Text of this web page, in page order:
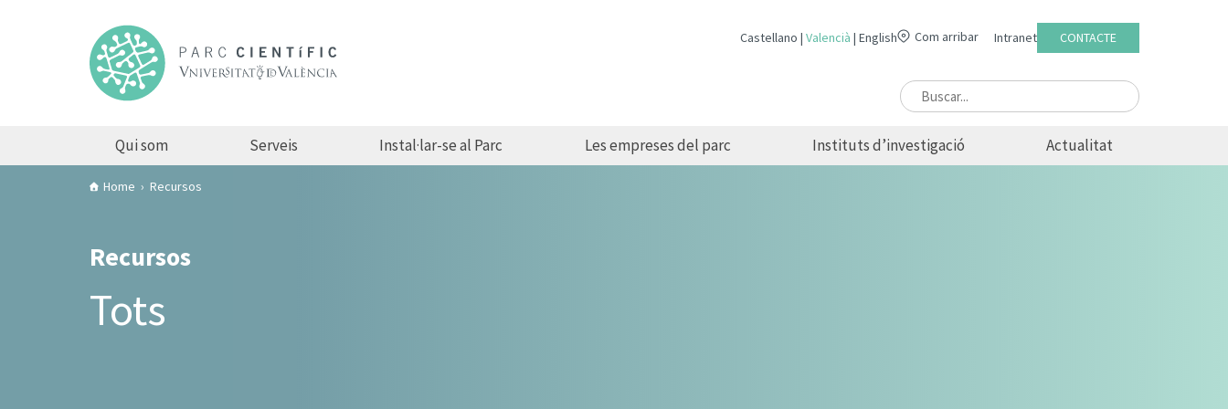
Castellano Valencià English Com arribar Intranet CONTACTE
Qui som Serveis Instal·lar-se al Parc Les empreses del parc Instituts d’investigació Actualitat
Home Recursos
Recursos
Tots